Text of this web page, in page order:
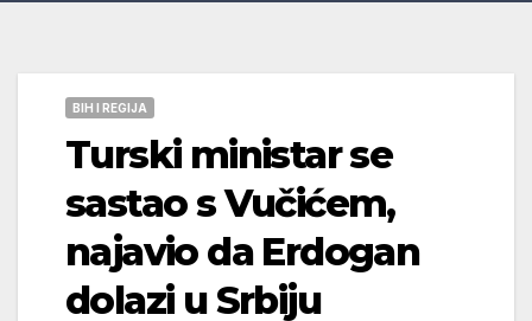
BIH I REGIJA
Turski ministar se
sastao s Vučićem,
najavio da Erdogan
dolazi u Srbiju